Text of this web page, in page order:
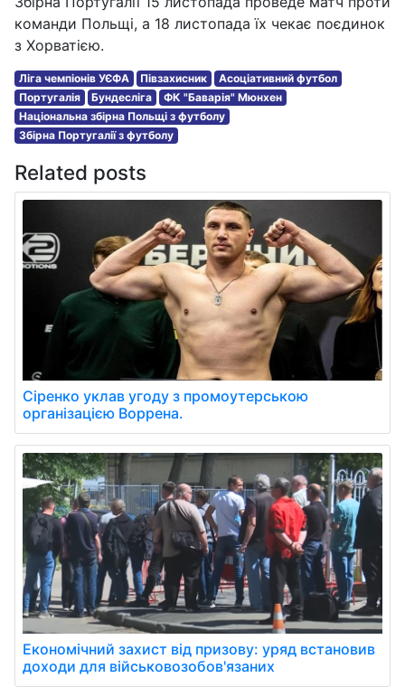
команди Польщі, а 18 листопада їх чекає поєдинок
з Хорватією.
Ліга чемпіонів УЄФА Півзахисник
Асоціативний футбол
Португалія
Бундесліга
ФК "Баварія" Мюнхен
Національна збірна Польщі з футболу
Збірна Португалії з футболу
Related posts
Сіренко уклав угоду з промоутерською
організацією Воррена.
Економічний захист від призову: уряд встановив
доходи для військовозобов'язаних